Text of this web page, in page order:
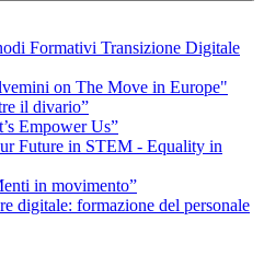
Formativi Transizione Digitale
on The Move in Europe"
il divario”
Empower Us”
Future in STEM - Equality in
in movimento”
digitale: formazione del personale